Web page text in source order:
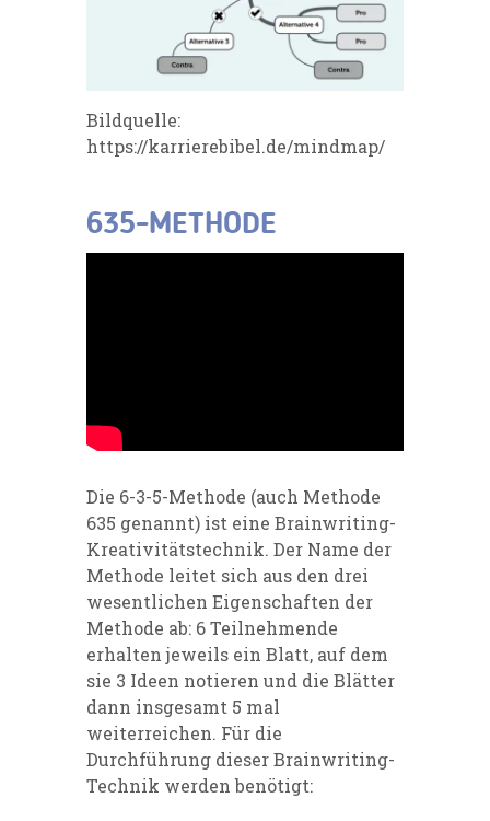
Bildquelle:
https://karrierebibel.de/mindmap/
635-METHODE
Die 6-3-5-Methode (auch Methode
635 genannt) ist eine Brainwriting-
Kreativitätstechnik. Der Name der
Methode leitet sich aus den drei
wesentlichen Eigenschaften der
Methode ab: 6 Teilnehmende
erhalten jeweils ein Blatt, auf dem
sie 3 Ideen notieren und die Blätter
dann insgesamt 5 mal
weiterreichen. Für die
Durchführung dieser Brainwriting-
Technik werden benötigt: